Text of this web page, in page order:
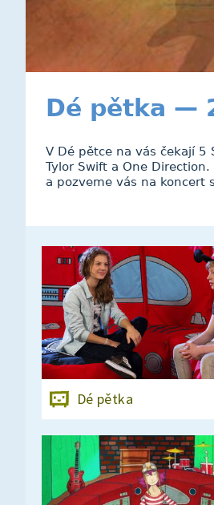
Dé pětka —
V Dé pětce na vás čekají 5
Tylor Swift a One
a pozveme vás na koncert
Dé pětka